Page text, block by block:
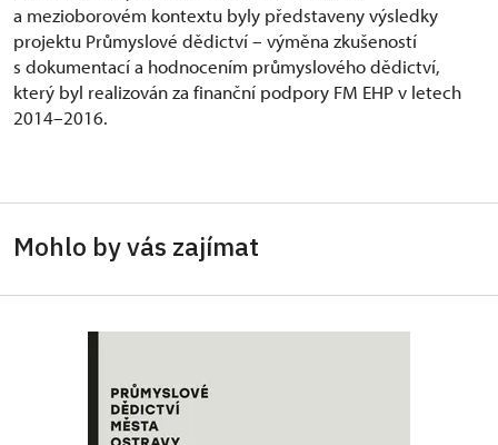
a mezioborovém kontextu byly představeny výsledky
projektu Průmyslové dědictví – výměna zkušeností
s dokumentací a hodnocením průmyslového dědictví,
který byl realizován za finanční podpory FM EHP v letech
2014–2016.
Mohlo by vás zajímat